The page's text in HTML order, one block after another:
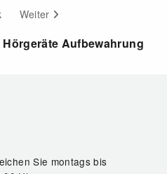
Weiter
Aufbewahrung
Sie montags bis